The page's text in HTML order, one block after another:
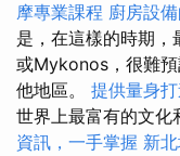
摩專業課程 廚房設
是，在這樣的時期
或Mykonos，很難
他地區。 提供量身
世界上最富有的文化
資訊，一手掌握 新